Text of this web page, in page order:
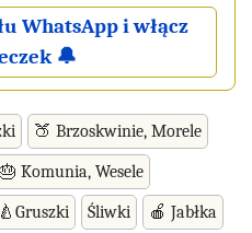
WhatsApp i włącz
🔔
🍑 Brzoskwinie, Morele
🎂 Komunia, Wesele
🍐Gruszki Śliwki 🍎 Jabłka